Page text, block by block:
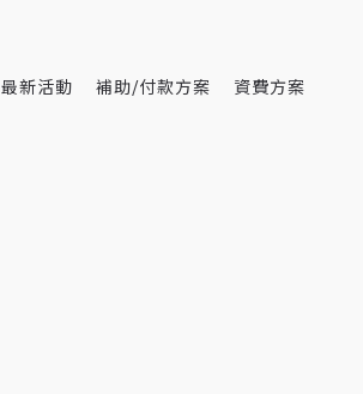
最新活動 補助/付款方案 資費方案